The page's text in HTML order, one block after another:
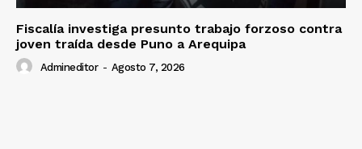
Fiscalía investiga presunto trabajo forzoso contra
joven traída desde Puno a Arequipa
Admineditor - Agosto 7, 2026